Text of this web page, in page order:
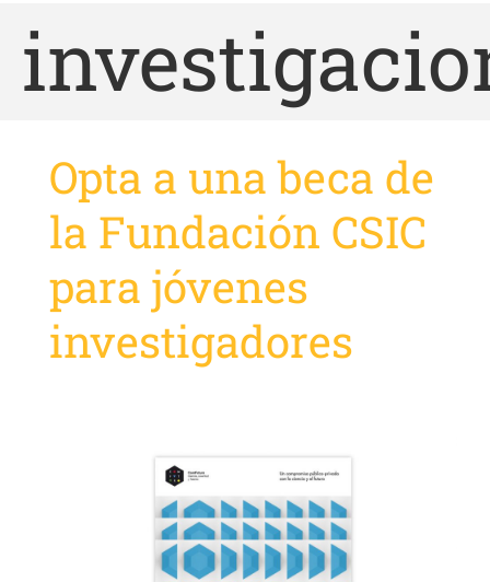
Opta a una beca de
la Fundación CSIC
para jóvenes
investigadores